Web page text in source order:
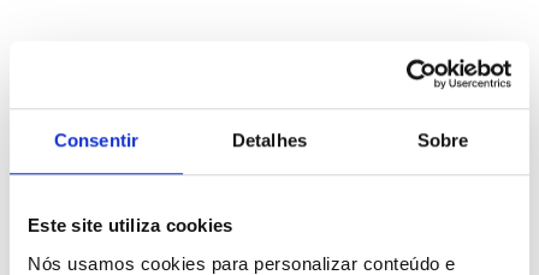
Consentir Detalhes Sobre
Este site utiliza cookies
Nós usamos cookies para personalizar conteúdo e